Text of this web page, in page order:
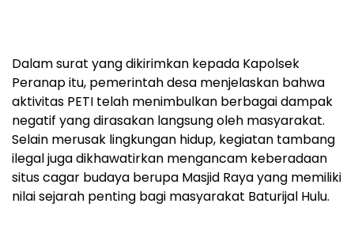
Dalam surat yang dikirimkan kepada Kapolsek
Peranap itu, pemerintah desa menjelaskan bahwa
aktivitas PETI telah menimbulkan berbagai dampak
negatif yang dirasakan langsung oleh masyarakat.
Selain merusak lingkungan hidup, kegiatan tambang
ilegal juga dikhawatirkan mengancam keberadaan
situs cagar budaya berupa Masjid Raya yang memiliki
nilai sejarah penting bagi masyarakat Baturijal Hulu.